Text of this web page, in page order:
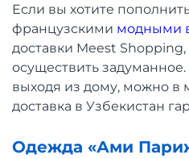
Если вы хотите
французскими модными
доставки Meest
осуществить
выходя из дому, можно в
доставка в Узбекистан
Одежда «Ами